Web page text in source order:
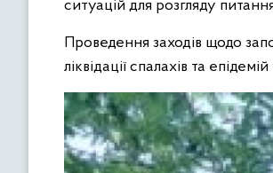
ситуацій для розгляду
Проведення заходів щодо
ліквідації спалахів та